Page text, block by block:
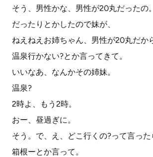
そう、男性かな、男性が20丸だったの。
だったりとかしたので妹が、
ねえねえお姉ちゃん、男性が20丸だか
温泉行かない?とか言ってきて。
いいなあ、なんかその姉妹。
温泉?
2時よ、もう2時。
おー、昼過ぎに。
そう。で、え、どこ行くの?って言った
箱根ーとか言って。